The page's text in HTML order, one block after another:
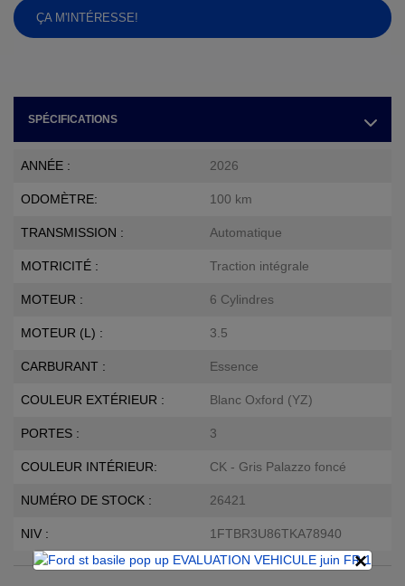
SPÉCIFICATIONS
ANNÉE : 2026
ODOMÈTRE: 100 km
TRANSMISSION : Automatique
MOTRICITÉ : Traction intégrale
MOTEUR : 6 Cylindres
MOTEUR (L) : 3.5
CARBURANT : Essence
COULEUR EXTÉRIEUR : Blanc Oxford (YZ)
PORTES : 3
COULEUR INTÉRIEUR: CK - Gris Palazzo foncé
NUMÉRO DE STOCK : 26421
NIV : 1FTBR3U86TKA78940
ÇA M'INTÉRESSE!
×